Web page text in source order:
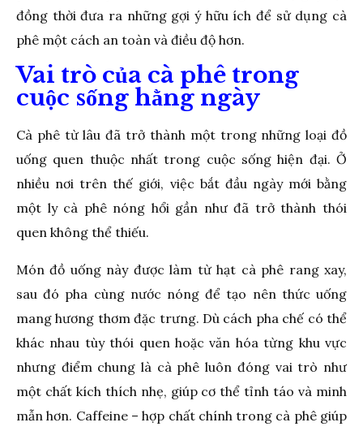
đồng thời đưa ra những gợi ý hữu ích để sử dụng cà
phê một cách an toàn và điều độ hơn.
Vai trò của cà phê trong
cuộc sống hằng ngày
Cà phê từ lâu đã trở thành một trong những loại đồ
uống quen thuộc nhất trong cuộc sống hiện đại. Ở
nhiều nơi trên thế giới, việc bắt đầu ngày mới bằng
một ly cà phê nóng hổi gần như đã trở thành thói
quen không thể thiếu.
Món đồ uống này được làm từ hạt cà phê rang xay,
sau đó pha cùng nước nóng để tạo nên thức uống
mang hương thơm đặc trưng. Dù cách pha chế có thể
khác nhau tùy thói quen hoặc văn hóa từng khu vực
nhưng điểm chung là cà phê luôn đóng vai trò như
một chất kích thích nhẹ, giúp cơ thể tỉnh táo và minh
mẫn hơn. Caffeine – hợp chất chính trong cà phê giúp